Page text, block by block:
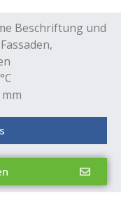
Beschriftung und